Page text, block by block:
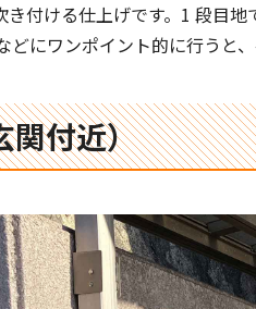
付ける仕上げです。1 段目
にワンポイント的に行うと
関付近）